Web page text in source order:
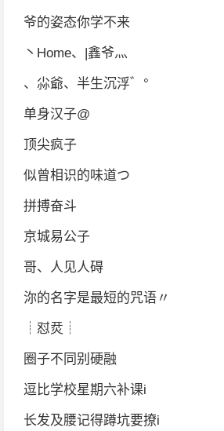
爷的姿态你学不来
丶Home、|鑫爷灬
、尛爺、半生沉浮゛°
单身汉子@
顶尖疯子
似曾相识的味道つ
拼搏奋斗
京城易公子
哥、人见人碍
沵的名字是最短的咒语〃
┊怼烎┊
圈子不同别硬融
逗比学校星期六补课i
长发及腰记得蹲坑要撩i